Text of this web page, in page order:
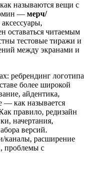
называются вещи с
— мерч/
оставаться читаемым
тестовые тиражи и
между экранами и
ребрендинг логотипа
более широкой
айдентика,
— как называется
правило, редизайн
начертания,
версий.
каналы, расширение
проблемы с